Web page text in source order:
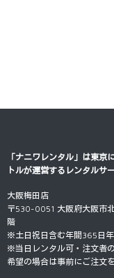
「ナニワレンタル」は東京
トルが運営するレンタルサ
大阪梅田店
〒530-0051 大阪府大阪市
階
※土日祝日含む年間365日
※当日レンタル可・注文者
希望の場合は事前にご注文